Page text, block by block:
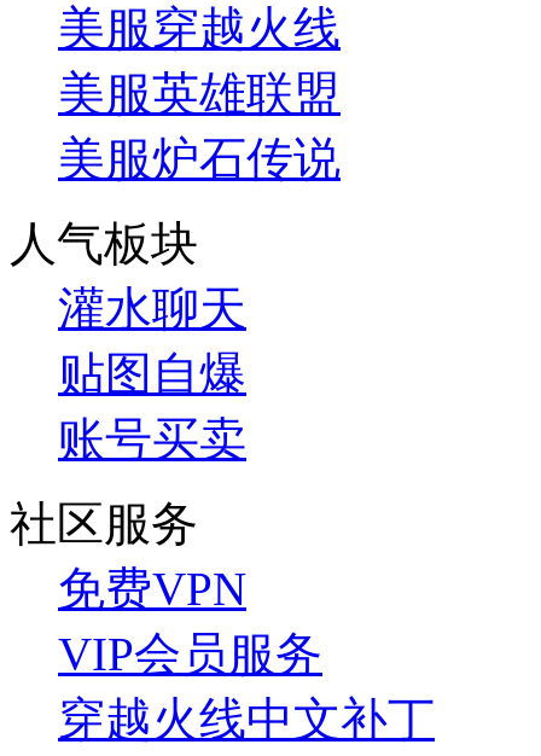
美服穿越火线
美服英雄联盟
美服炉石传说
人气板块
灌水聊天
贴图自爆
账号买卖
社区服务
免费VPN
VIP会员服务
穿越火线中文补丁